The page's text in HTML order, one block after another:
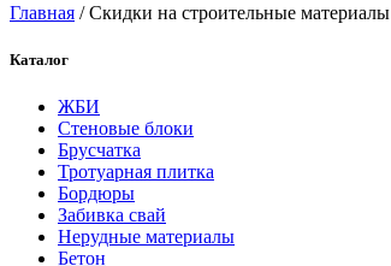
Главная / Скидки на строительные материалы
Каталог
ЖБИ
Стеновые блоки
Брусчатка
Тротуарная плитка
Бордюры
Забивка свай
Нерудные материалы
Бетон